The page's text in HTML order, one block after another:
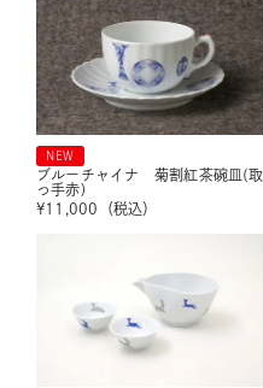
NEW
ブルーチャイナ 菊割紅茶碗皿(取
っ手赤)
¥11,000 （税込）